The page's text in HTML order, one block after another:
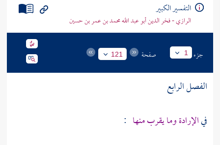
التفسير الكبير
الرازي - فخر الدين أبو عبد الله محمد بن عمر بن حسين
جزء 1 صفحة 121
الفصل الرابع
فيالإرادة وما يقرب منها :